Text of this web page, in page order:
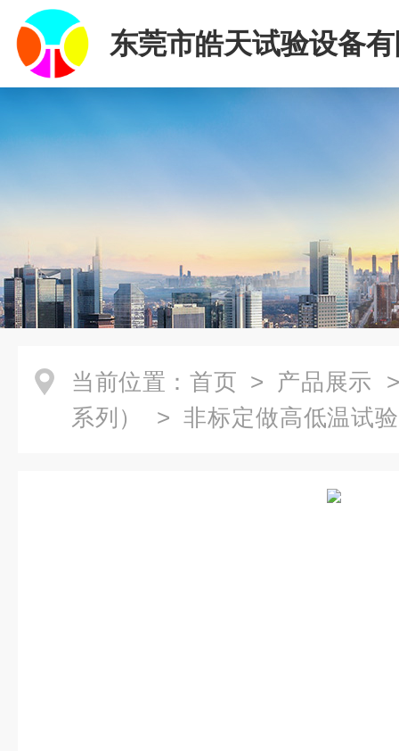
东莞市皓天试验设备
当前位置： 首页 > 产品展示
系列）
> 非标定做高低温试